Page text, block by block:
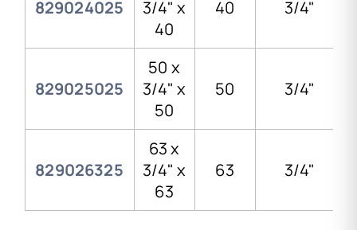
829024025
3/4" x
40
40 3/4"
829025025
50 x
3/4" x
50
50 3/4"
829026325
63 x
3/4" x
63
63 3/4"